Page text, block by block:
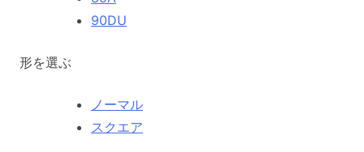
90DU
形を選ぶ
ノーマル
スクエア